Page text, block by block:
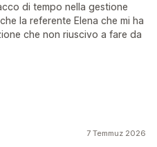
di tempo nella gestione
la referente Elena che mi ha
che non riuscivo a fare da
7 Temmuz 2026